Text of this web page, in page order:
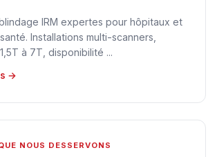
IRM expertes pour hôpitaux et
Installations multi-scanners,
à 7T, disponibilité ...
→
NOUS DESSERVONS